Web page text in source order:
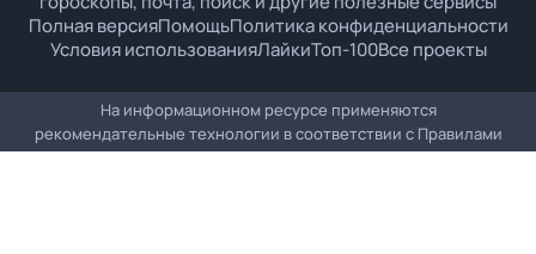
Полная версияПомощьПолитика конфиденциальности
Условия использованияЛайкиТоп-100Все проекты
На информационном ресурсе применяются
рекомендательные технологии в соответствии с Правилами